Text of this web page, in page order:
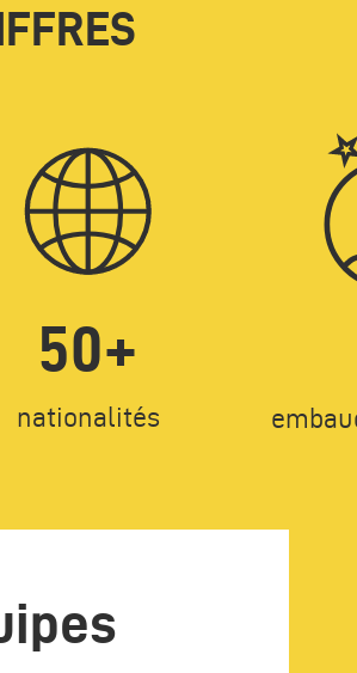
50+
nationalités